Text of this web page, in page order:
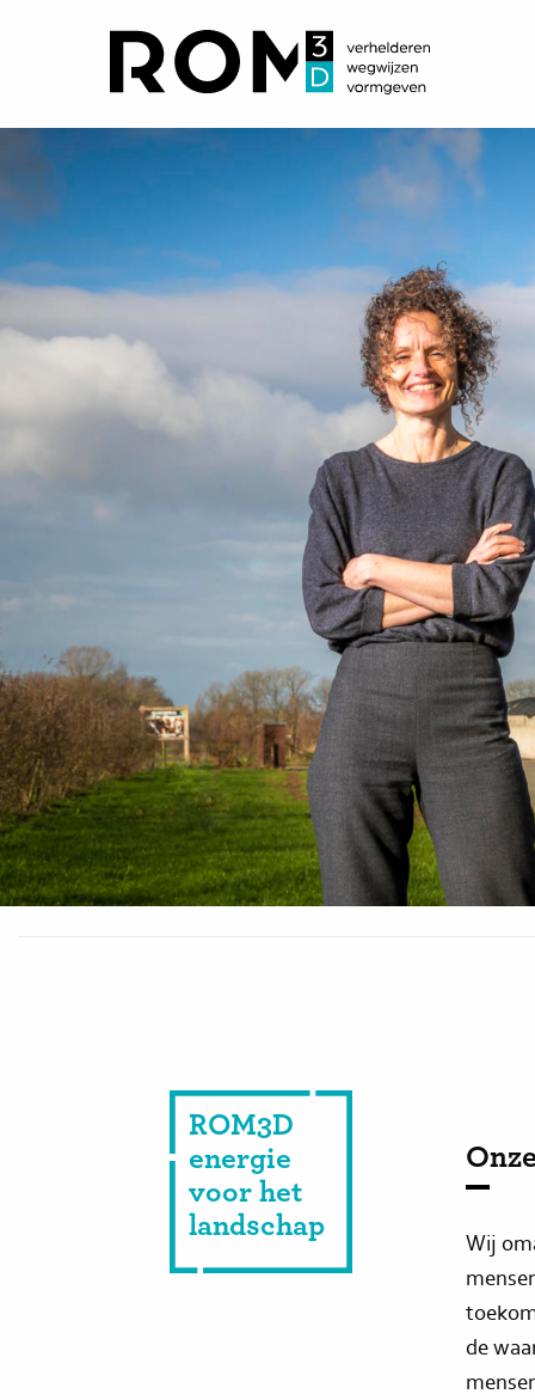
ROM3D
energie
voor het
landschap
Wij
de